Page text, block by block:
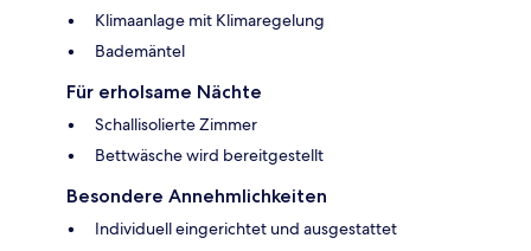
Klimaanlage mit Klimaregelung
Bademäntel
Für erholsame Nächte
Schallisolierte Zimmer
Bettwäsche wird bereitgestellt
Besondere Annehmlichkeiten
Individuell eingerichtet und ausgestattet